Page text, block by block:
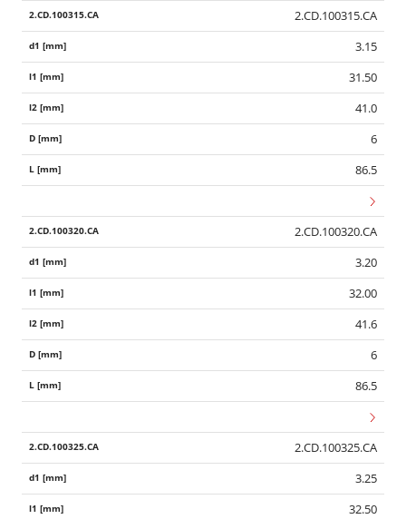
2.CD.100315.CA
3.15
31.50
41.0
6
86.5
2.CD.100320.CA
3.20
32.00
41.6
6
86.5
2.CD.100325.CA
3.25
32.50